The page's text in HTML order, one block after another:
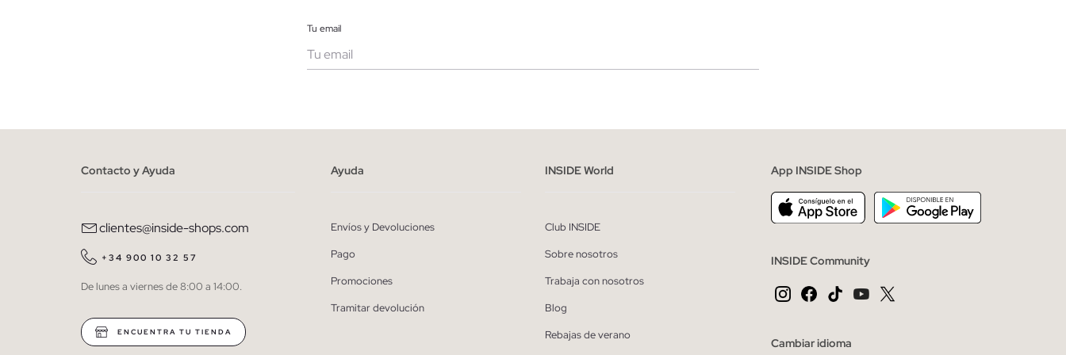
Tu email
* Puedes cancelar la suscripción en cualquier momento.
Contacto y Ayuda
clientes@inside-shops.com
+34 900 10 32 57
De lunes a viernes de 8:00 a 14:00.
ENCUENTRA TU TIENDA
Ayuda
Envíos y Devoluciones
Pago
Promociones
Tramitar devolución
INSIDE World
Club INSIDE
Sobre nosotros
Trabaja con nosotros
Blog
Rebajas de verano
App INSIDE Shop
INSIDE Community
Cambiar idioma